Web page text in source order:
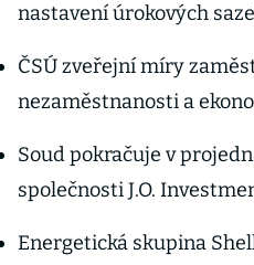
nastavení úrokových
ČSÚ zveřejní míry
nezaměstnanosti a
Soud pokračuje v
společnosti J.O.
Energetická skupina